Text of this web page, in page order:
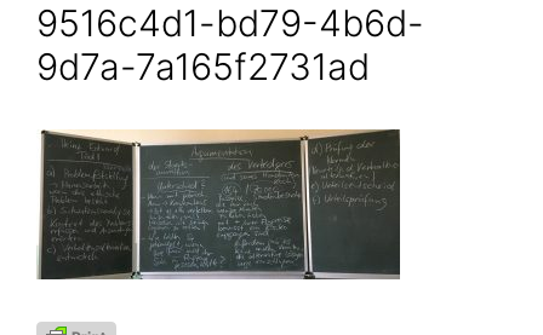
9516c4d1-bd79-4b6d-
9d7a-7a165f2731ad